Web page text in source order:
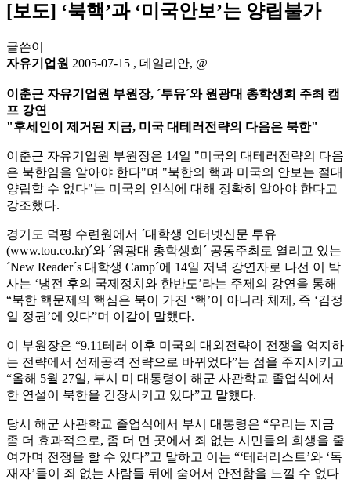
[보도] ‘북핵’과 ‘미국안보’는 양립불가
글쓴이
자유기업원 2005-07-15 , 데일리안, @
이춘근 자유기업원 부원장, ´투유´와 원광대 총학생회 주최 캠
프 강연
"후세인이 제거된 지금, 미국 대테러전략의 다음은 북한"
이춘근 자유기업원 부원장은 14일 "미국의 대테러전략의 다음
은 북한임을 알아야 한다"며 "북한의 핵과 미국의 안보는 절대
양립할 수 없다"는 미국의 인식에 대해 정확히 알아야 한다고
강조했다.
경기도 덕평 수련원에서 ´대학생 인터넷신문 투유
(www.tou.co.kr)´와 ´원광대 총학생회´ 공동주최로 열리고 있는
´New Reader´s 대학생 Camp´에 14일 저녁 강연자로 나선 이 박
사는 ‘냉전 후의 국제정치와 한반도’라는 주제의 강연을 통해
“북한 핵문제의 핵심은 북이 가진 ‘핵’이 아니라 체제, 즉 ‘김정
일 정권’에 있다”며 이같이 말했다.
이 부원장은 “9.11테러 이후 미국의 대외전략이 전쟁을 억지하
는 전략에서 선제공격 전략으로 바뀌었다”는 점을 주지시키고
“올해 5월 27일, 부시 미 대통령이 해군 사관학교 졸업식에서
한 연설이 북한을 긴장시키고 있다”고 말했다.
당시 해군 사관학교 졸업식에서 부시 대통령은 “우리는 지금
좀 더 효과적으로, 좀 더 먼 곳에서 죄 없는 시민들의 희생을 줄
여가며 전쟁을 할 수 있다”고 말하고 이는 “‘테러리스트’와 ‘독
재자’들이 죄 없는 사람들 뒤에 숨어서 안전함을 느낄 수 없다